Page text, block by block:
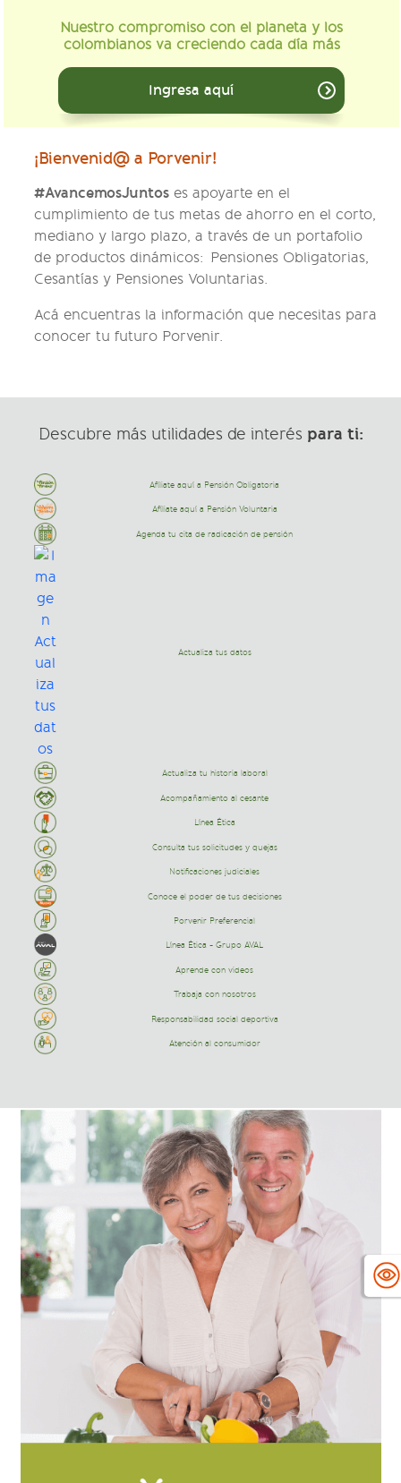
Nuestro compromiso con el planeta y los
colombianos va creciendo cada día más
Ingresa aquí
¡Bienvenid@ a Porvenir!
#AvancemosJuntos es apoyarte en el
cumplimiento de tus metas de ahorro en el corto,
mediano y largo plazo, a través de un portafolio
de productos dinámicos: Pensiones Obligatorias,
Cesantías y Pensiones Voluntarias.
Acá encuentras la información que necesitas para
conocer tu futuro Porvenir.
Descubre más utilidades de interés para ti:
Afíliate aquí a Pensión Obligatoria
Afíliate aquí a Pensión Voluntaria
Agenda tu cita de radicación de pensión
Actualiza tus datos
Actualiza tu historia laboral
Acompañamiento al cesante
Línea Ética
Consulta tus solicitudes y quejas
Notificaciones judiciales
Conoce el poder de tus decisiones
Porvenir Preferencial
Línea Ética - Grupo AVAL
Aprende con videos
Trabaja con nosotros
Responsabilidad social deportiva
Atención al consumidor